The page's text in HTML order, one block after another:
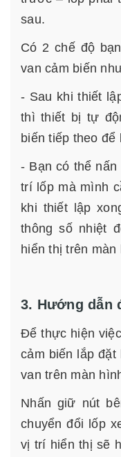
sau.
Có 2 chế độ
van cảm biến
- Sau khi thiết
thì thiết bị tự
biến tiếp theo để
- Bạn có thể
trí lốp mà mình
khi thiết lập
thông số nhiệt
hiển thị trên màn
3. Hướng dẫn
Để thực hiện
cảm biến lắp
van trên màn
Nhấn giữ nút
chuyển đổi lốp
vị trí hiển thị sẽ